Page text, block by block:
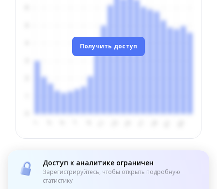
Получить доступ
Доступ к аналитике ограничен
Зарегистрируйтесь, чтобы открыть подробную
статистику